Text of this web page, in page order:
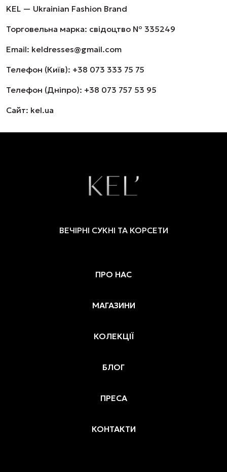
KEL — Ukrainian Fashion Brand
Торговельна марка: свідоцтво № 335249
Email: keldresses@gmail.com
Телефон (Київ): +38 073 333 75 75
Телефон (Дніпро): +38 073 757 53 95
Сайт: kel.ua
ВЕЧІРНІ СУКНІ ТА КОРСЕТИ
ПРО НАС
МАГАЗИНИ
КОЛЕКЦІЇ
БЛОГ
ПРЕСА
КОНТАКТИ